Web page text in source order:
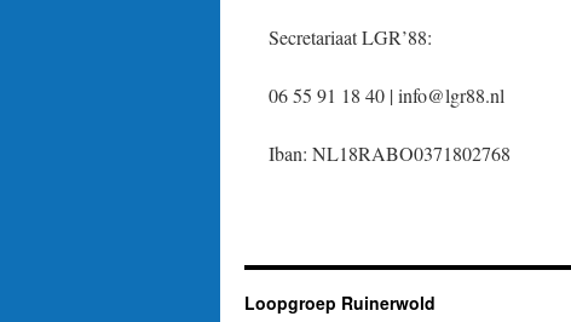
Secretariaat LGR’88:
06 55 91 18 40 | info@lgr88.nl
Iban: NL18RABO0371802768
Loopgroep Ruinerwold